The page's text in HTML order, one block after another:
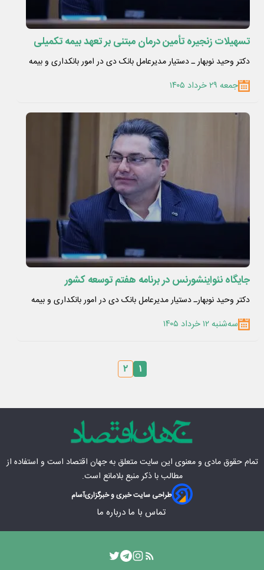
تسهیلات زنجیره تأمین درمان مبتنی بر تعهد بیمه تکمیلی
دکتر وحید نوبهار ـ دستیار مدیرعامل بانک دی در امور بانکداری و بیمه
جمعه ۲۹ خرداد ۱۴۰۵
جایگاه نئواینشورنس در برنامه هفتم توسعه کشور
دکتر وحید نوبهارـ دستیار مدیرعامل بانک دی در امور بانکداری و بیمه
سه‌شنبه ۱۲ خرداد ۱۴۰۵
۱ ۲
تمام حقوق مادی‌ و معنوی این سایت متعلق بهجهان اقتصاد است و استفاده از
مطالب با ذکر منبع بلامانع است.
طراحی سایت خبری و خبرگزاریآسام
تماس با ما درباره ما